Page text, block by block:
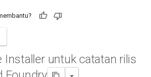
Installer untuk catatan rilis